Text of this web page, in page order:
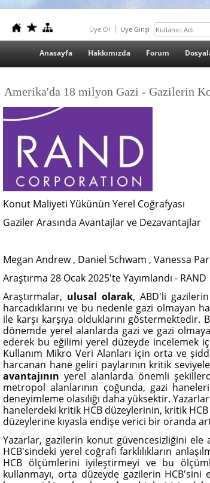
Üye Ol Üye Girişi
Anasayfa Hakkımızda Forum
Amerika'da 18 milyon Gazi - Gazilerin
Konut Maliyeti Yükünün Yerel Coğrafyası
Gaziler Arasında Avantajlar ve Dezavantajlar
Megan Andrew , Daniel Schwam , Vanessa
Araştırma 28 Ocak 2025'te Yayımlandı - RAND
Araştırmalar, ulusal olarak, ABD'li
harcadıklarını ve bu nedenle gazi olmayan
ile karşı karşıya olduklarını
dönemde yerel alanlarda gazi ve gazi
ederek bu eğilimi yerel düzeyde incelemek
Kullanım Mikro Veri Alanları için orta ve
harcanan hane geliri paylarının kritik
avantajının yerel alanlarda önemli
metropol alanlarının çoğunda, gazi
deneyimleme olasılığı daha yüksektir.
hanelerdeki kritik HCB düzeylerinin, kritik
düzeylerine kıyasla endişe verici bir oranda
Yazarlar, gazilerin konut güvencesizliğini ele
HCB'sindeki yerel coğrafi farklılıkların
HCB ölçümlerini iyileştirmeyi ve bu
kullanmayı, orta düzeyde gazilerin